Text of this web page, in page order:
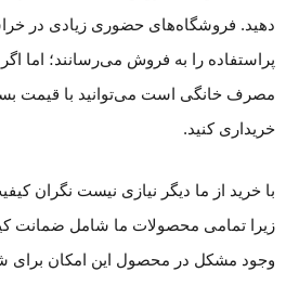
دهید. فروشگاه‌های حضوری زیادی در
پر‌استفاده را به فروش می‌رسانند؛ اما
مصرف خانگی است می‌توانید با قیمت
خریداری کنید.
با خرید از ما دیگر نیازی نیست نگران
زیرا تمامی محصولات ما شامل ضمانت
وجود مشکل در محصول این امکان برای